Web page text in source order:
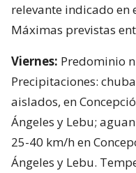
relevante indicado en
Máximas previstas
Viernes: Predominio
Precipitaciones:
aislados, en
Ángeles y Lebu;
25-40 km/h en
Ángeles y Lebu.